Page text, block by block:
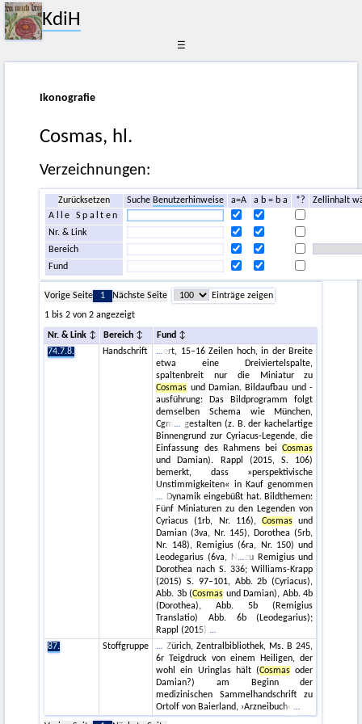
KdiH
☰
Ikonografie
Cosmas, hl.
Verzeichnungen:
Zurücksetzen SucheBenutzerhinweise a=A a b = b a *?
Zellinhalt
Alle Spalten
Nr. & Link
Bereich
Fund
Vorige Seite 1 Nächste Seite
Einträge zeigen
1 bis 2 von 2 angezeigt
Nr. & Link Bereich
Fund
74.7.8.
Handschrift
ert, 15–16 Zeilen hoch, in der Breite
etwa eine Dreiviertelspalte,
spaltenbreit nur die Miniatur zu
Cosmas und Damian. Bildaufbau und -
ausführung: Das Bildprogramm folgt
demselben Schema wie München,
Cgm
gestalten (z. B. der kachelartige
Binnengrund zur Cyriacus-Legende, die
Einfassung des Rahmens beiCosmas
und Damian). Rappl (2015, S. 106)
bemerkt, dass »perspektivische
Unstimmigkeiten« in Kauf genommen
Dynamik eingebüßt hat. Bildthemen:
Fünf Miniaturen zu den Legenden von
Cyriacus (1rb, Nr. 116),Cosmas und
Damian (3va, Nr. 145), Dorothea (5rb,
Nr. 148), Remigius (6ra, Nr. 150) und
Leodegarius (6va, N
zu Remigius und
Dorothea nach S. 336; Williams-Krapp
(2015) S. 97–101, Abb. 2b (Cyriacus),
Abb. 3b (Cosmas und Damian), Abb. 4b
(Dorothea), Abb. 5b (Remigius
Translatio) Abb. 6b (Leodegarius);
Rappl (2015),
87.
Stoffgruppe
Zürich, Zentralbibliothek, Ms. B 245,
6r Teigdruck von einem Heiligen, der
wohl ein Uringlas hält (Cosmas oder
Damian?) am Beginn der
medizinischen Sammelhandschrift zu
Ortolf von Baierland, ›Arzneibuch‹